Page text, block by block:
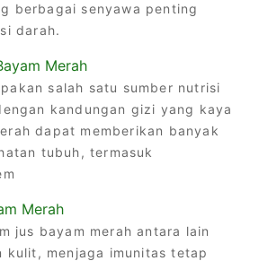
berbagai senyawa penting
darah.
Merah
salah satu sumber nutrisi
kandungan gizi yang kaya
dapat memberikan banyak
tubuh, termasuk
Merah
jus bayam merah antara lain
kulit, menjaga imunitas tetap